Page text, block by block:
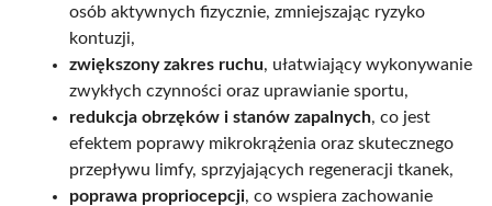
osób aktywnych fizycznie, zmniejszając ryzyko
kontuzji,
zwiększony zakres ruchu, ułatwiający wykonywanie
zwykłych czynności oraz uprawianie sportu,
redukcja obrzęków i stanów zapalnych, co jest
efektem poprawy mikrokrążenia oraz skutecznego
przepływu limfy, sprzyjających regeneracji tkanek,
poprawa propriocepcji, co wspiera zachowanie